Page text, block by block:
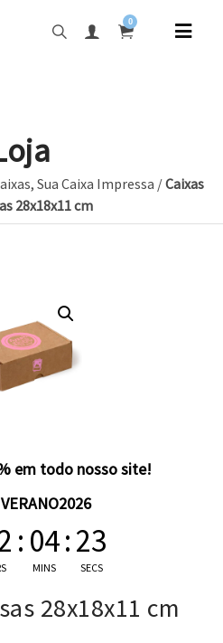
0
, Sua Caixa Impressa /Caixas
28x18x11 cm
em todo nosso site!
VERANO2026
: 04
MINS
:23
SECS
28x18x11 cm